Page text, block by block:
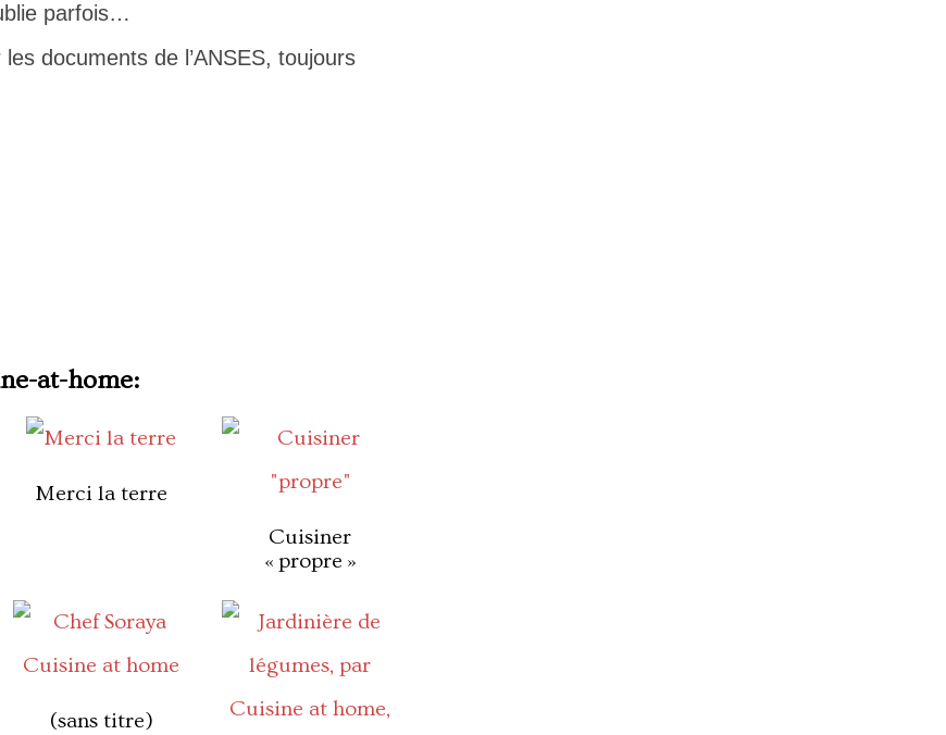
parfois…
documents de l’ANSES, toujours
at-home:
Merci la terre
Cuisiner
« propre »
(sans titre)